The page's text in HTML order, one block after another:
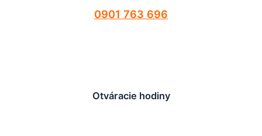
0901 763 696
Otváracie hodiny